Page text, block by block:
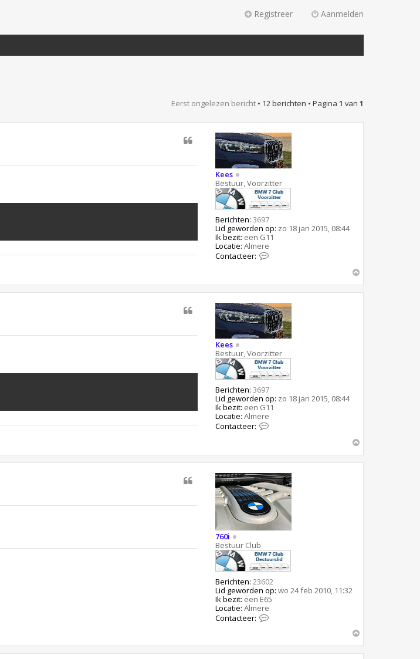
Aanmelden
Registreer
Eerst ongelezen bericht • 12 berichten • Pagina 1 van 1
Kees
Bestuur, Voorzitter
Berichten: 3697
Lid geworden op: zo 18 jan 2015, 08:44
Ik bezit: een G11
Locatie: Almere
Contacteer:
t
e
e
r
K
e
e
s
h
Kees
Bestuur, Voorzitter
Berichten: 3697
Lid geworden op: zo 18 jan 2015, 08:44
Ik bezit: een G11
Locatie: Almere
Contacteer:
t
e
e
r
K
e
e
h
760i
Bestuur Club
Berichten: 23602
Lid geworden op: wo 24 feb 2010, 11:32
Ik bezit: een E65
Locatie: Almere
Contacteer:
h